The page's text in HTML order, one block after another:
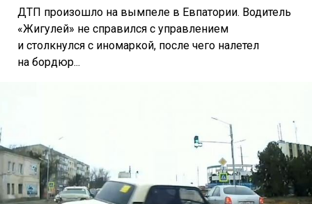
ДТП произошло на вымпеле в Евпатории. Водитель
«Жигулей» не справился с управлением
и столкнулся с иномаркой, после чего налетел
на бордюр...